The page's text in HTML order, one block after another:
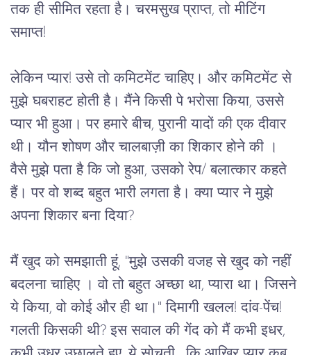
तक ही सीमित रहता है। चरमसुख प्राप्त, तो मीटिंग
समाप्त!
लेकिन प्यार! उसे तो कमिटमेंट चाहिए। और कमिटमेंट से
मुझे घबराहट होती है। मैंने किसी पे भरोसा किया, उससे
प्यार भी हुआ। पर हमारे बीच, पुरानी यादों की एक दीवार
थी। यौन शोषण और चालबाज़ी का शिकार होने की ।
वैसे मुझे पता है कि जो हुआ, उसको रेप/ बलात्कार कहते
हैं। पर वो शब्द बहुत भारी लगता है। क्या प्यार ने मुझे
अपना शिकार बना दिया?
मैं खुद को समझाती हूं, "मुझे उसकी वजह से खुद को नहीं
बदलना चाहिए । वो तो बहुत अच्छा था, प्यारा था। जिसने
ये किया, वो कोई और ही था।" दिमागी खलल! दांव-पेंच!
गलती किसकी थी? इस सवाल की गेंद को मैं कभी इधर,